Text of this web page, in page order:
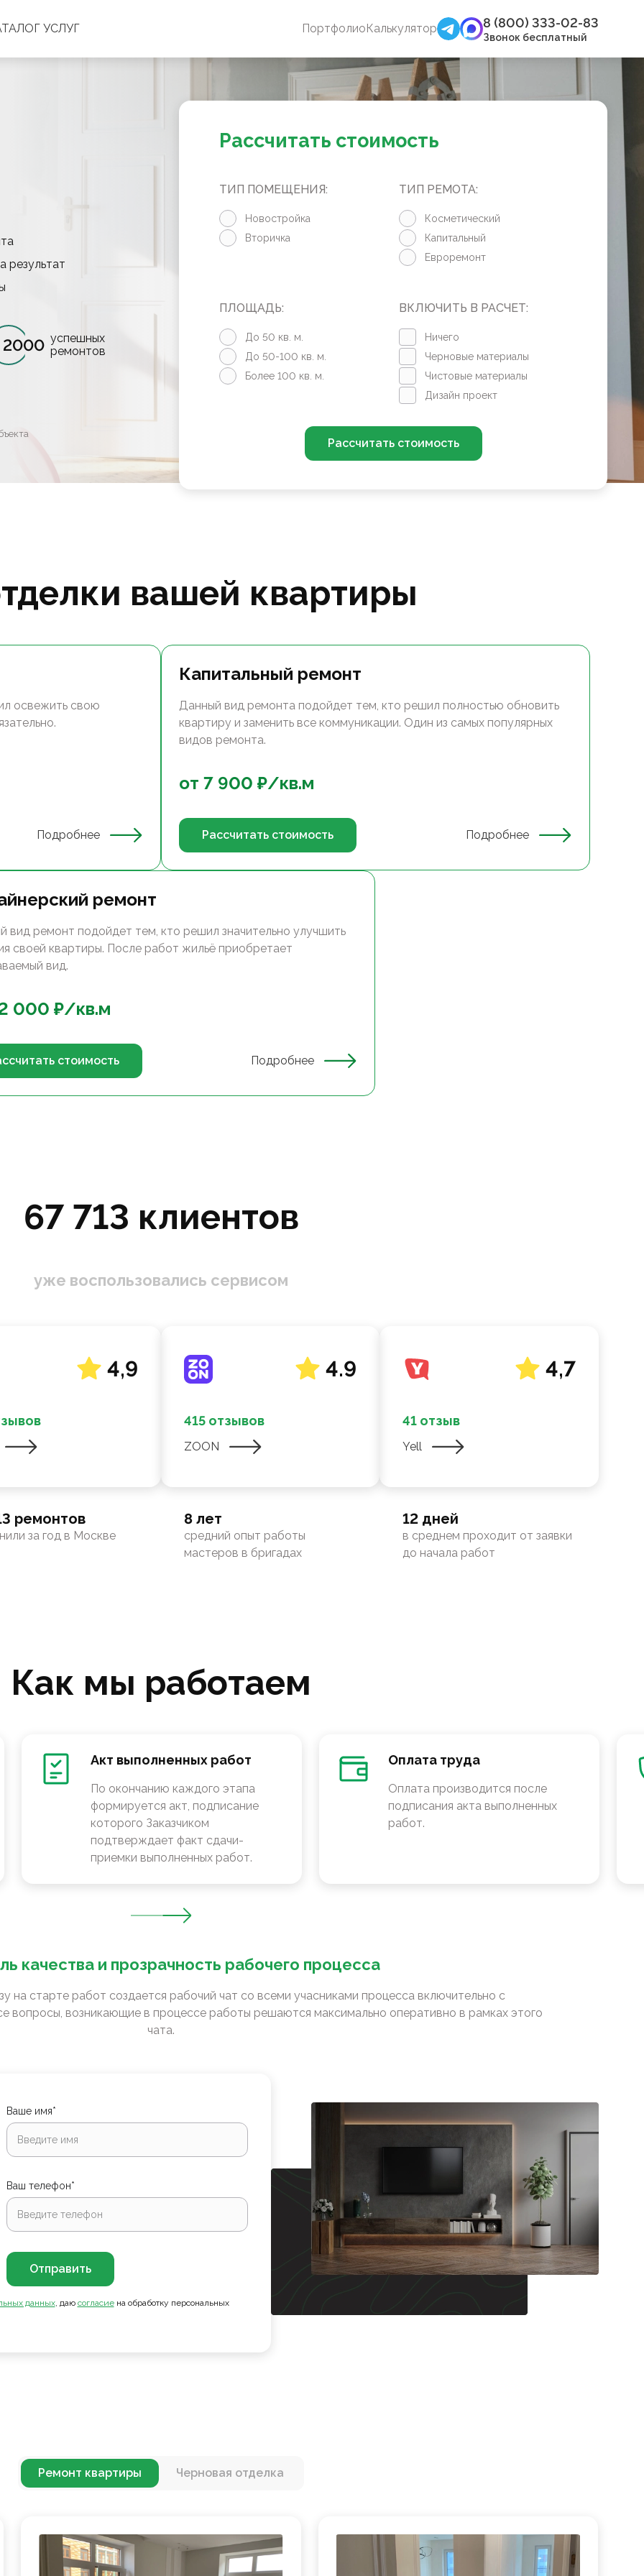
УСЛУГ ПортфолиоКалькулятор 8 (800) 333-02-83
Звонок бесплатный
результат
2000 успешных
ремонтов
Рассчитать стоимость
ТИП ПОМЕЩЕНИЯ:
Новостройка
Вторичка
ТИП РЕМОТА:
Косметический
Капитальный
Евроремонт
ПЛОЩАДЬ:
До 50 кв. м.
До 50-100 кв. м.
Более 100 кв. м.
ВКЛЮЧИТЬ В РАСЧЕТ:
Ничего
Черновые материалы
Чистовые материалы
Дизайн проект
Рассчитать стоимость
вашей квартиры
освежить свою
Подробнее
Капитальный ремонт
Данный вид ремонта подойдет тем, кто решил полностью обновить
квартиру и заменить все коммуникации. Один из самых популярных
видов ремонта.
от 7 900 ₽/кв.м
Рассчитать стоимость Подробнее
ремонт
вид ремонт подойдет тем, кто решил значительно улучшить
своей квартиры. После работ жильё приобретает
вид.
000 ₽/кв.м
стоимость Подробнее
67 713 клиентов
уже воспользовались сервисом
4,9
ремонтов
за год в Москве
4.9
415 отзывов
ZOON
8 лет
средний опыт работы
мастеров в бригадах
4,7
41 отзыв
Yell
12 дней
в среднем проходит от заявки
до начала работ
Как мы работаем
Акт выполненных работ
По окончанию каждого этапа
формируется акт, подписание
которого Заказчиком
подтверждает факт сдачи-
приемки выполненных работ.
Оплата труда
Оплата производится после
подписания акта выполненных
работ.
качества и прозрачность рабочего процесса
на старте работ создается рабочий чат со всеми учасниками процесса включительно с
вопросы, возникающие в процессе работы решаются максимально оперативно в рамках этого
чата.
Ваше имя*
Ваш телефон*
Отправить
данных, даю согласие на обработку персональных
Ремонт квартиры Черновая отделка